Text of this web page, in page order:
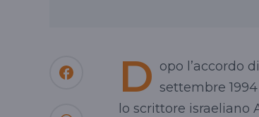
D opo l’accordo
settembre
lo scrittore israeliano